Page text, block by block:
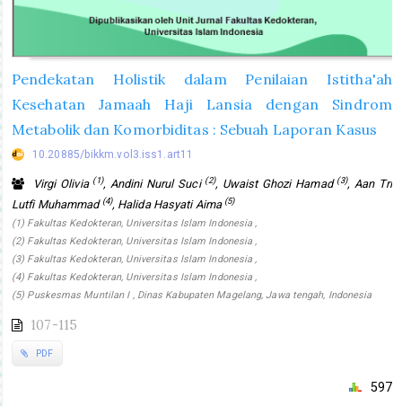
Pendekatan Holistik dalam Penilaian Istitha'ah
Kesehatan Jamaah Haji Lansia dengan Sindrom
Metabolik dan Komorbiditas : Sebuah Laporan Kasus
10.20885/bikkm.vol3.iss1.art11
Virgi Olivia (1), Andini Nurul Suci (2), Uwaist Ghozi Hamad (3), Aan Tri
Lutfi Muhammad (4), Halida Hasyati Aima (5)
(1) Fakultas Kedokteran, Universitas Islam Indonesia ,
(2) Fakultas Kedokteran, Universitas Islam Indonesia ,
(3) Fakultas Kedokteran, Universitas Islam Indonesia ,
(4) Fakultas Kedokteran, Universitas Islam Indonesia ,
(5) Puskesmas Muntilan I , Dinas Kabupaten Magelang, Jawa tengah, Indonesia
107-115
PDF
597